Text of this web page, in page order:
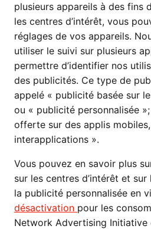
plusieurs appareils à des fins
les centres d’intérêt, vous
réglages de vos appareils.
utiliser le suivi sur plusieurs
permettre d’identifier nos
des publicités. Ce type de
appelé « publicité basée sur
ou « publicité personnalisée
offerte sur des applis
interapplications ».
Vous pouvez en savoir plus
sur les centres d’intérêt et
la publicité personnalisée en
désactivation pour les
Network Advertising Initiative